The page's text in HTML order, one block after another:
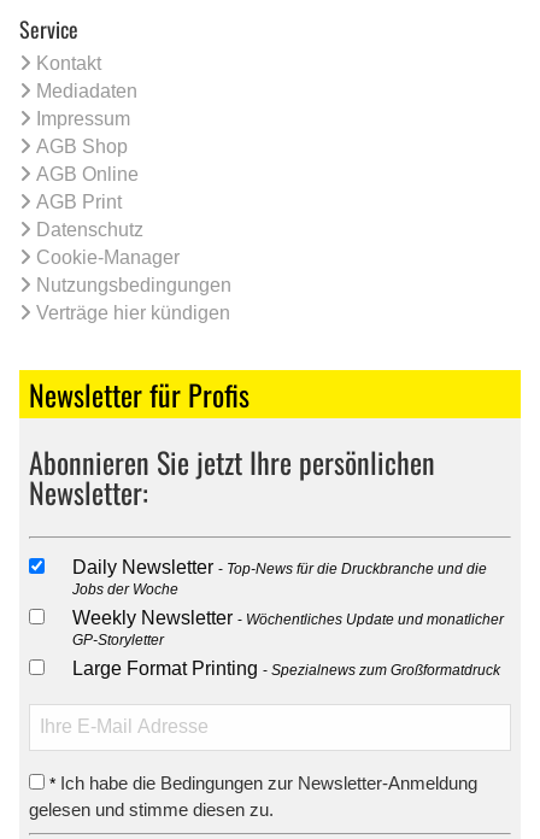
Service
Kontakt
Mediadaten
Impressum
AGB Shop
AGB Online
AGB Print
Datenschutz
Cookie-Manager
Nutzungsbedingungen
Verträge hier kündigen
Newsletter für Profis
Abonnieren Sie jetzt Ihre persönlichen
Newsletter:
Daily Newsletter
Top-News für die Druckbranche und die
Jobs der Woche
Weekly Newsletter
Wöchentliches Update und monatlicher
GP-Storyletter
Large Format Printing Spezialnews zum Großformatdruck
* Ich habe die Bedingungen zur Newsletter-Anmeldung
gelesen und stimme diesen zu.